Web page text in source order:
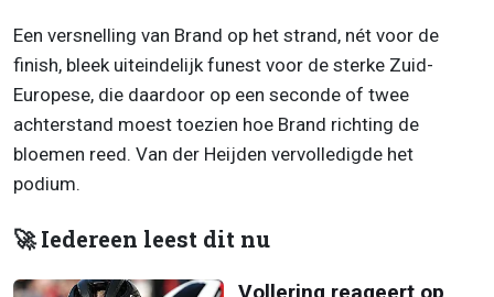
Een versnelling van Brand op het strand, nét voor de
finish, bleek uiteindelijk funest voor de sterke Zuid-
Europese, die daardoor op een seconde of twee
achterstand moest toezien hoe Brand richting de
bloemen reed. Van der Heijden vervolledigde het
podium.
🚀 Iedereen leest dit nu
Vollering reageert op